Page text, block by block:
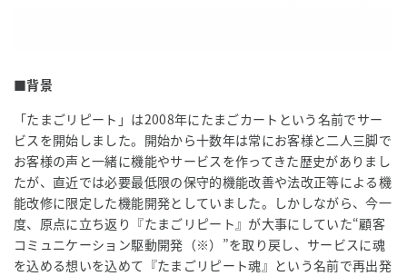
■背景
「たまごリピート」は2008年にたまごカートという名前でサー
ビスを開始しました。開始から十数年は常にお客様と二人三脚で
お客様の声と一緒に機能やサービスを作ってきた歴史がありまし
たが、直近では必要最低限の保守的機能改善や法改正等による機
能改修に限定した機能開発としていました。しかしながら、今一
度、原点に立ち返り『たまごリピート』が大事にしていた“顧客
コミュニケーション駆動開発（※）”を取り戻し、サービスに魂
を込める想いを込めて『たまごリピート魂』という名前で再出発